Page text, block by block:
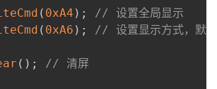
( 0xA4 ) ;
// 设置全局显示
( 0xA6 ) ; // 设置显示方式，默
( ) ; // 清屏